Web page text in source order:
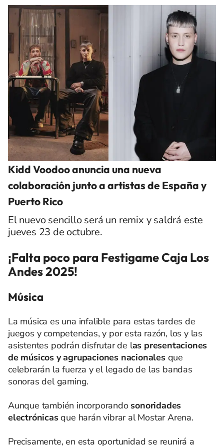
Kidd Voodoo anuncia una nueva
colaboración junto a artistas de España y
Puerto Rico
El nuevo sencillo será un remix y saldrá este
jueves 23 de octubre.
¡Falta poco para Festigame Caja Los
Andes 2025!
Música
La música es una infalible para estas tardes de
juegos y competencias, y por esta razón, los y las
asistentes podrán disfrutar de las presentaciones
de músicos y agrupaciones nacionalesque
celebrarán la fuerza y el legado de las bandas
sonoras del gaming.
Aunque también incorporando sonoridades
electrónicasque harán vibrar al Mostar Arena.
Precisamente, en esta oportunidad se reunirá a